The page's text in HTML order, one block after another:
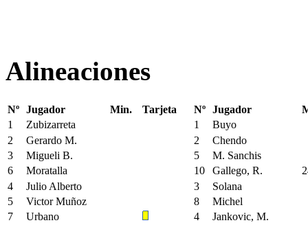
Alineaciones
Nº Jugador Min. Tarjeta Nº Jugador
1
Zubizarreta 1
Buyo
2
Gerardo M. 2
Chendo
3
Migueli B. 5
M. Sanchis
6
Moratalla 10 Gallego, R.
4
Julio Alberto 3
Solana
5
Victor Muñoz 8
Michel
7
Urbano 4
Jankovic, M.